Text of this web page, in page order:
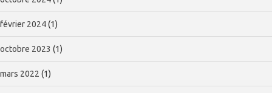
février 2024(1)
octobre 2023 (1)
mars 2022 (1)